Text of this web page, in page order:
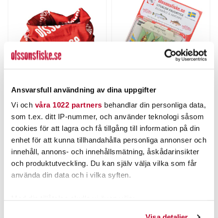
Ansvarsfull användning av dina uppgifter
Vi och våra 1022 partners behandlar din personliga data,
som t.ex. ditt IP-nummer, och använder teknologi såsom
cookies för att lagra och få tillgång till information på din
enhet för att kunna tillhandahålla personliga annonser och
innehåll, annons- och innehållsmätning, åskådarinsikter
och produktutveckling. Du kan själv välja vilka som får
använda din data och i vilka syften.
OLSSONS FISKE
Olssons Fiske Buff
Pris:49,00 kr49,00 kr
FLER ÄN 6 ST KVAR
LÄGG I VARUKORGEN
MYRAN
Olssons Fiske Present 3-
pack Regnbåge & Abborre
Pris :149,00 kr
149,00 kr
FLER ÄN 6 ST KVAR
LÄGG I VARUKORGEN